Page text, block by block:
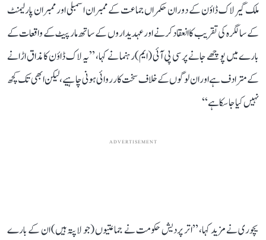
ملک گیر لاک ڈاؤن کے دوران حکمراں جماعت کے ممبران اسمبلی اور ممبران پارلیمنٹ
کے سالگرہ کی تقریب کا انعقاد کرنے اور عہدیداروں کے ساتھ مار پیٹ کے واقعات کے
بارے میں پوچھے جانے پر سی پی آئی (ایم) رہنما نے کہا، ’’یہ لاک ڈاؤن کا مذاق اڑانے
کے مترادف ہے اور ان لوگوں کے خلاف سخت کارروائی ہونی چاہیے، لیکن ابھی تک کچھ
نہیں کیا جاسکا ہے‘‘
ADVERTISEMENT
یچوری نے مزید کہا، ’’اتر پردیش حکومت نے جماعتیوں (جو لاپتہ ہیں) ان کے بارے